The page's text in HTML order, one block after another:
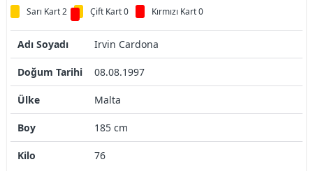
Sarı Kart 2 Çift Kart 0 Kırmızı Kart 0
Adı Soyadı Irvin Cardona
Doğum Tarihi 08.08.1997
Ülke Malta
Boy 185 cm
Kilo 76